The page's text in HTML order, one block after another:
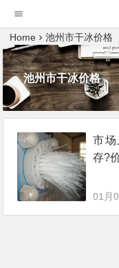
Home 池州市干冰价格
池州市干冰价格
市
存?
01月